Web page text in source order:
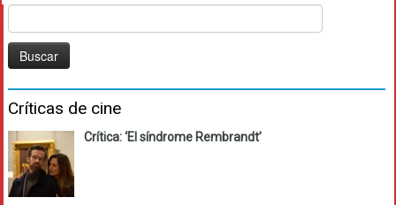
Críticas de cine
Crítica: ‘El síndrome Rembrandt’